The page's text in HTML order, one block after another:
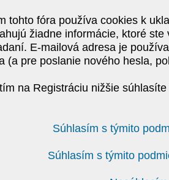
tohto fóra používa cookies k
žiadne informácie, ktoré
E-mailová adresa je
(a pre poslanie nového hesla,
na Registráciu nižšie
Súhlasím s týmito
Súhlasím s týmito